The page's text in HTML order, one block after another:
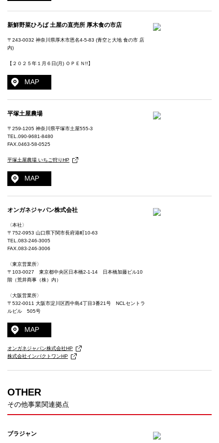
新鮮野菜ひろば 土屋の直売所 厚木食の市店
〒243-0032 神奈川県厚木市恩名4-5-83 (青空と大地 食の市 店
内)
【２０２５年１月６日(月) ＯＰＥＮ!!】
MAP
平塚土屋農場
〒259-1205 神奈川県平塚市土屋555-3
TEL. 090-9681-8480
FAX.0463-58-0525
平塚土屋農場 いちご狩りHP
MAP
オンガネジャパン株式会社
〈本社〉
〒752-0953 山口県下関市長府港町10-63
TEL. 083-246-3005
FAX.083-246-3006
〈東京営業所〉
〒103-0027 東京都中央区日本橋2-1-14 日本橋加藤ビル10
階（荒井商事（株）内）
〈大阪営業所〉
〒532-0011 大阪市淀川区西中島4丁目3番21号 NCLセントラ
ルビル 505号
MAP
オンガネジャパン株式会社HP
株式会社インパクトワンHP
OTHER
その他事業関連拠点
ブラジャン